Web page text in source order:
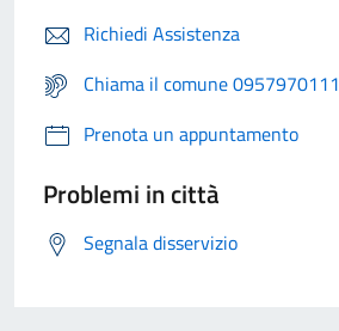
Richiedi Assistenza
Chiama il comune 0957970111
Prenota un appuntamento
Problemi in città
Segnala disservizio